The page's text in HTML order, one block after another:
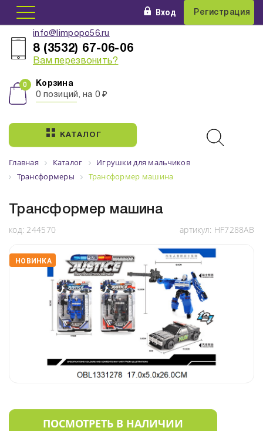
Вход Регистрация
info@limpopo56.ru
8 (3532) 67-06-06
Вам перезвонить?
Корзина
0 позиций, на 0 ₽
КАТАЛОГ
Главная Каталог
Игрушки для мальчиков
Трансформеры
Трансформер машина
Трансформер машина
код: 244570 артикул: HF7288AB
НОВИНКА
ПОСМОТРЕТЬ В НАЛИЧИИ